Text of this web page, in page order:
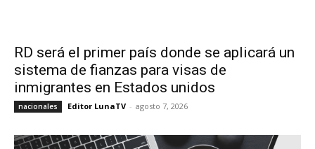
RD será el primer país donde se aplicará un
sistema de fianzas para visas de
inmigrantes en Estados unidos
nacionales Editor LunaTV - agosto 7, 2026